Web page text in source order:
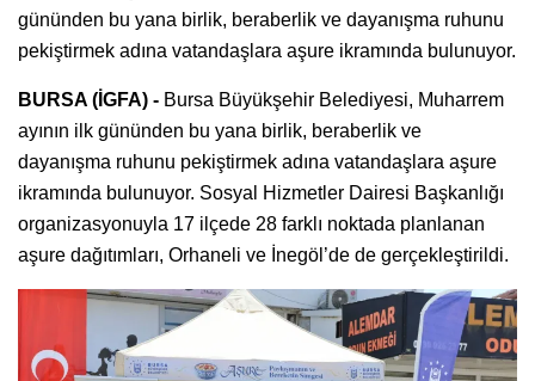
gününden bu yana birlik, beraberlik ve dayanışma ruhunu
pekiştirmek adına vatandaşlara aşure ikramında bulunuyor.
BURSA (İGFA) - Bursa Büyükşehir Belediyesi, Muharrem
ayının ilk gününden bu yana birlik, beraberlik ve
dayanışma ruhunu pekiştirmek adına vatandaşlara aşure
ikramında bulunuyor. Sosyal Hizmetler Dairesi Başkanlığı
organizasyonuyla 17 ilçede 28 farklı noktada planlanan
aşure dağıtımları, Orhaneli ve İnegöl’de de gerçekleştirildi.